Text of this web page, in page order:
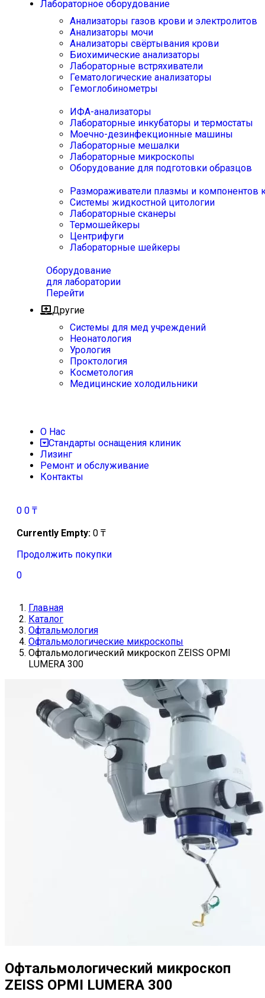
Лабораторное оборудование
Анализаторы газов крови и электролитов
Анализаторы мочи
Анализаторы свёртывания крови
Биохимические анализаторы
Лабораторные встряхиватели
Гематологические анализаторы
Гемоглобинометры
ИФА-анализаторы
Лабораторные инкубаторы и термостаты
Моечно-дезинфекционные машины
Лабораторные мешалки
Лабораторные микроскопы
Оборудование для подготовки образцов
Размораживатели плазмы и компонентов
Системы жидкостной цитологии
Лабораторные сканеры
Термошейкеры
Центрифуги
Лабораторные шейкеры
Оборудование
для лаборатории
Перейти
Другие
Системы для мед учреждений
Неонатология
Урология
Проктология
Косметология
Медицинские холодильники
О Нас
Стандарты оснащения клиник
Лизинг
Ремонт и обслуживание
Контакты
0 0 ₸
Currently Empty: 0 ₸
Продолжить покупки
0
Главная
Каталог
Офтальмология
Офтальмологические микроскопы
Офтальмологический микроскоп ZEISS OPMI
LUMERA 300
Офтальмологический микроскоп
ZEISS OPMI LUMERA 300